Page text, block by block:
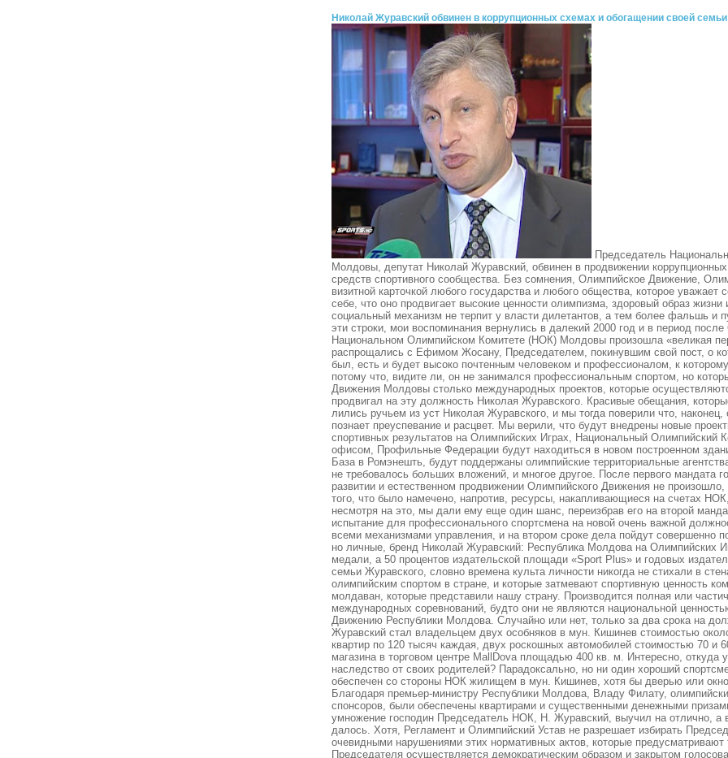
Николай Журавский обвинен в коррупционных схемах и обогащении своей
Председатель Национального Олимпийского комитета Молдовы, депутат Николай Журавский, обвинен в продвижении коррупционных схем и расхищении финансовых средств спортивного сообщества. Без сомнения, Олимпийское Движение, Олимпийские игры являются, бесспорно, визитной карточкой любого государства и любого общества, которое уважает себя и желает доказать всему миру и себе, что оно продвигает высокие ценности олимпизма, здоровый образ жизни и спорт для всех. Этот огромный социальный механизм не терпит у власти дилетантов, а тем более фальшь и пустые обещания. Когда я обдумывал эти строки, мои воспоминания вернулись в далекий 2000 год и в период после Олимпийских Игр в Сиднее, когда в Национальном Олимпийском Комитете (НОК) Молдовы произошла «великая перемена». С «огромной радостью» мы распрощались с Ефимом Жосану, Председателем, покинувшим свой пост, о котором я только сейчас понял, что он был, есть и будет высоко почтенным человеком и профессионалом, к которому я отнесся с пренебрежением, потому что, видите ли, он не занимался профессиональным спортом, но который принес для Олимпийского Движения Молдовы столько международных проектов, которые осуществляются и по сей день, и двумя руками продвигал на эту должность Николая Журавского. Красивые обещания, которые тогда казались достоверными, лились ручьем из уст Николая Журавского, и мы тогда поверили что, наконец, олимпийский спорт в нашей стране познает преуспевание и расцвет. Мы верили, что будут внедрены новые проекты, которые приведут к появлению спортивных результатов на Олимпийских Играх, Национальный Олимпийский Комитет обзаведется собственным офисом, Профильные Федерации будут находиться в новом построенном здании, что будет построена Олимпийская База в Ромэнешть, будут поддержаны олимпийские территориальные агентства, Олимпийская Аллея, для которой не требовалось больших вложений, и многое другое. После первого мандата господина Николая Журавского, в развитии и естественном продвижении Олимпийского Движения не произошло, и не было осуществлено ничего из того, что было намечено, напротив, ресурсы, накапливающиеся на счетах НОК, удивительным образом исчезали, и, несмотря на это, мы дали ему еще один шанс, переизбрав его на второй мандат. Мы тогда думали, что это первое испытание для профессионального спортсмена на новой очень важной должности, может он не разобрался со всеми механизмами управления, и на втором сроке дела пойдут совершенно по-другому. По сути, изменения были, но личные, бренд Николай Журавский: Республика Молдова на Олимпийских Играх в Афинах не выиграла ни одной медали, а 50 процентов издательской площади «Sport Plus» и годовых издательств НОКа зарезервированы для семьи Журавского, словно времена культа личности никогда не стихали в стенах этого высокого органа управления олимпийским спортом в стране, и которые затмевают спортивную ценность команды олимпийских спортсменов молдаван, которые представили нашу страну. Производится полная или частичная абстракция европейских и международных соревнований, будто они не являются национальной ценностью и не способствуют Олимпийскому Движению Республики Молдова. Случайно или нет, только за два срока на должности Председателя НОК, Николай Журавский стал владельцем двух особняков в мун. Кишинев стоимостью около 500 тысяч евро каждый, двух квартир по 120 тысяч каждая, двух роскошных автомобилей стоимостью 70 и 60 тысяч евро соответственно, магазина в торговом центре MallDova площадью 400 кв. м. Интересно, откуда у него это все? Досталось в наследство от своих родителей? Парадоксально, но ни один хороший спортсмен за последние годы не был обеспечен со стороны НОК жилищем в мун. Кишинев, хотя бы дверью или окном, не говоря уже об удобствах. Благодаря премьер-министру Республики Молдова, Владу Филату, олимпийские спортсмены, при содействии спонсоров, были обеспечены квартирами и существенными денежными призами. Отсюда мы можем выяснить, что умножение господин Председатель НОК, Н. Журавский, выучил на отлично, а вот деление ему не так хорошо далось. Хотя, Регламент и Олимпийский Устав не разрешает избирать Председателя НОК на два срока подряд, с очевидными нарушениями этих нормативных актов, которые предусматривают тот факт, что процесс избрания Председателя осуществляется демократическим образом и закрытом голосованием, вы были переизбраны на должность Председателя НОК на третий срок путем открытого голосования, навязанного Вами, для того, чтобы воспрепятствовать использованию права на свободное выражение присутствующих делегатов. С самовольным нарушением ст.46 и 49 Устава Национального Олимпийского Комитета, который ясно предусматривает, что «члены